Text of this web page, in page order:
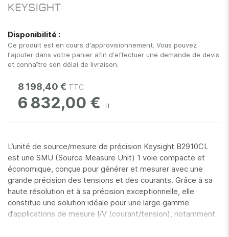
the
KEYSIGHT
Disponibilité :
Ce produit est en cours d'approvisionnement. Vous pouvez
l'ajouter dans votre panier afin d'effectuer une demande de devis
et connaître son délai de livraison.
8 198,40 €
6 832,00 €
L’unité de source/mesure de précision Keysight B2910CL
est une SMU (Source Measure Unit) 1 voie compacte et
économique, conçue pour générer et mesurer avec une
grande précision des tensions et des courants. Grâce à sa
haute résolution et à sa précision exceptionnelle, elle
constitue une solution idéale pour une large gamme
d’applications de mesure I/V (courant/tension), notamment